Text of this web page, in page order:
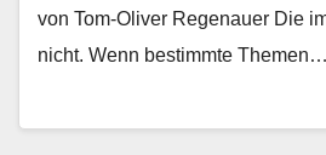
von Tom-Oliver Regenauer Die
nicht. Wenn bestimmte Themen…